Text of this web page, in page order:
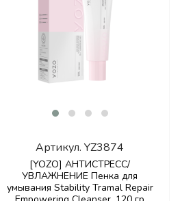
Артикул.YZ3874
[YOZO] АНТИСТРЕСС/
УВЛАЖНЕНИЕ Пенка для
умывания Stability Tramal Repair